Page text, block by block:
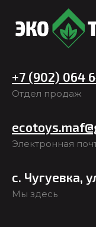
+7 (902) 064
Отдел продаж
Электронная
с. Чугуевка,
Мы здесь